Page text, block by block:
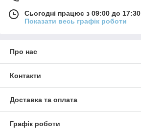
Сьогодні працює з 09:00 до 17:30
Показати весь графік роботи
Про нас
Контакти
Доставка та оплата
Графік роботи